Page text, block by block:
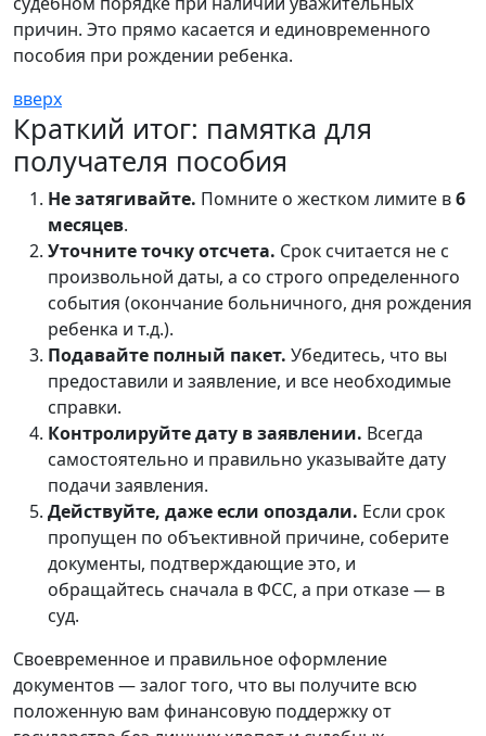
причин. Это прямо касается и единовременного
пособия при рождении ребенка.
вверх
Краткий итог: памятка для
получателя пособия
Не затягивайте. Помните о жестком лимите в6
месяцев.
Уточните точку отсчета. Срок считается не с
произвольной даты, а со строго определенного
события (окончание больничного, дня рождения
ребенка и т.д.).
Подавайте полный пакет. Убедитесь, что вы
предоставили и заявление, и все необходимые
справки.
Контролируйте дату в заявлении. Всегда
самостоятельно и правильно указывайте дату
подачи заявления.
Действуйте, даже если опоздали. Если срок
пропущен по объективной причине, соберите
документы, подтверждающие это, и
обращайтесь сначала в ФСС, а при отказе — в
суд.
Своевременное и правильное оформление
документов — залог того, что вы получите всю
положенную вам финансовую поддержку от